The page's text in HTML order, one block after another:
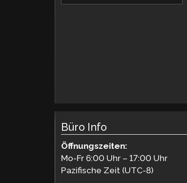
Büro Info
Öffnungszeiten:
Mo-Fr 6:00 Uhr – 17:00 Uhr
Pazifische Zeit (UTC-8)